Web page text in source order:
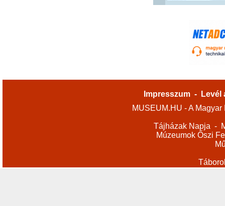
Impresszum -
Levél
MUSEUM.HU - A
Tájházak Napja -
Múzeumok Őszi